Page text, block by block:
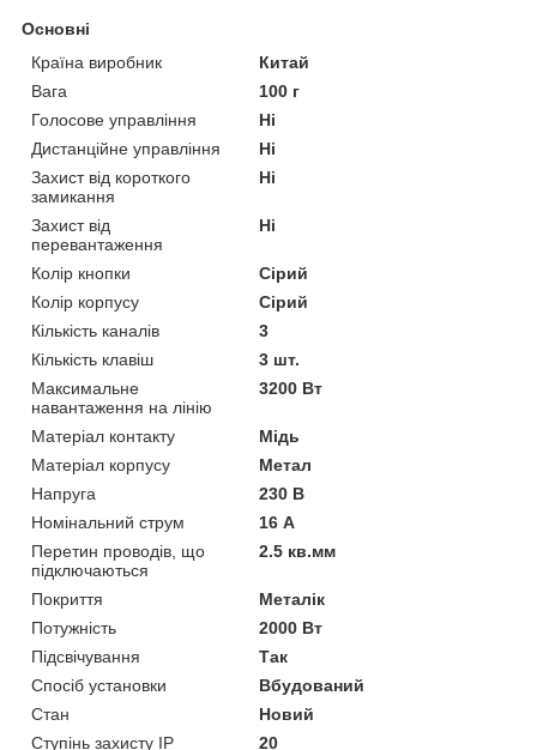
Основні
Країна виробник
Китай
Вага
100 г
Голосове управління
Ні
Дистанційне управління
Ні
Захист від короткого
замикання
Ні
Захист від
перевантаження
Ні
Колір кнопки
Сірий
Колір корпусу
Сірий
Кількість каналів
3
Кількість клавіш
3 шт.
Максимальне
навантаження на лінію
3200 Вт
Матеріал контакту
Мідь
Матеріал корпусу
Метал
Напруга
230 В
Номінальний струм
16 А
Перетин проводів, що
підключаються
2.5 кв.мм
Покриття
Металік
Потужність
2000 Вт
Підсвічування
Так
Спосіб установки
Вбудований
Стан
Новий
Ступінь захисту IP
20